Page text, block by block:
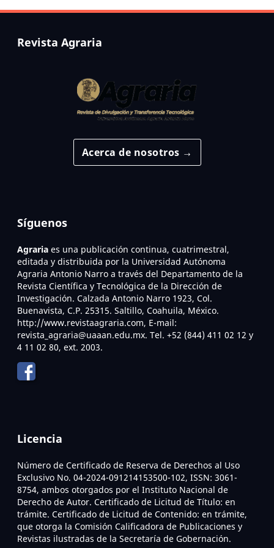
Revista Agraria
Acerca de nosotros →
Síguenos
Agraria es una publicación continua, cuatrimestral,
editada y distribuida por la Universidad Autónoma
Agraria Antonio Narro a través del Departamento de la
Revista Científica y Tecnológica de la Dirección de
Investigación. Calzada Antonio Narro 1923, Col.
Buenavista, C.P. 25315. Saltillo, Coahuila, México.
http://www.revistaagraria.com, E-mail:
revista_agraria@uaaan.edu.mx. Tel. +52 (844) 411 02 12 y
4 11 02 80, ext. 2003.
Licencia
Número de Certificado de Reserva de Derechos al Uso
Exclusivo No. 04-2024-091214153500-102, ISSN: 3061-
8754, ambos otorgados por el Instituto Nacional de
Derecho de Autor. Certificado de Licitud de Título: en
trámite. Certificado de Licitud de Contenido: en trámite,
que otorga la Comisión Calificadora de Publicaciones y
Revistas ilustradas de la Secretaría de Gobernación.